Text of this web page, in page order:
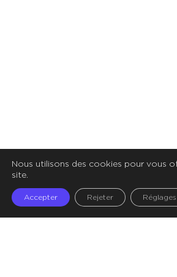
Nous utilisons des cookies pour vous
site.
Accepter Rejeter Réglages